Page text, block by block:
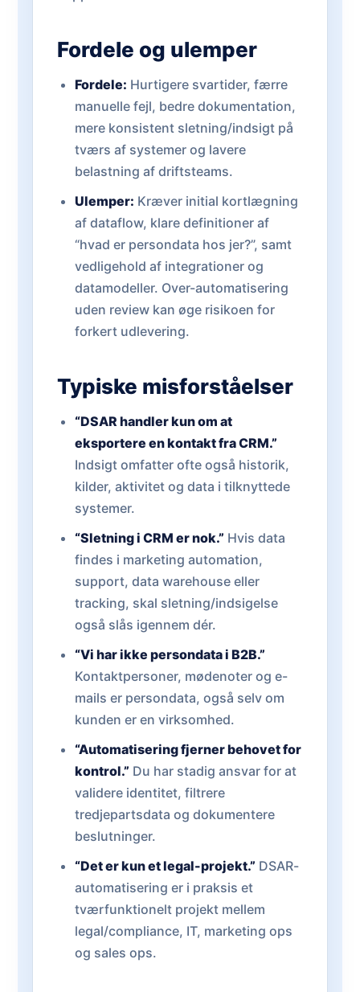
Fordele og ulemper
Fordele: Hurtigere svartider, færre
manuelle fejl, bedre dokumentation,
mere konsistent sletning/indsigt på
tværs af systemer og lavere
belastning af driftsteams.
Ulemper: Kræver initial kortlægning
af dataflow, klare definitioner af
“hvad er persondata hos jer?”, samt
vedligehold af integrationer og
datamodeller. Over-automatisering
uden review kan øge risikoen for
forkert udlevering.
Typiske misforståelser
“DSAR handler kun om at
eksportere en kontakt fra CRM.”
Indsigt omfatter ofte også historik,
kilder, aktivitet og data i tilknyttede
systemer.
“Sletning i CRM er nok.” Hvis data
findes i marketing automation,
support, data warehouse eller
tracking, skal sletning/indsigelse
også slås igennem dér.
“Vi har ikke persondata i B2B.”
Kontaktpersoner, mødenoter og e-
mails er persondata, også selv om
kunden er en virksomhed.
“Automatisering fjerner behovet for
kontrol.” Du har stadig ansvar for at
validere identitet, filtrere
tredjepartsdata og dokumentere
beslutninger.
“Det er kun et legal-projekt.” DSAR-
automatisering er i praksis et
tværfunktionelt projekt mellem
legal/compliance, IT, marketing ops
og sales ops.